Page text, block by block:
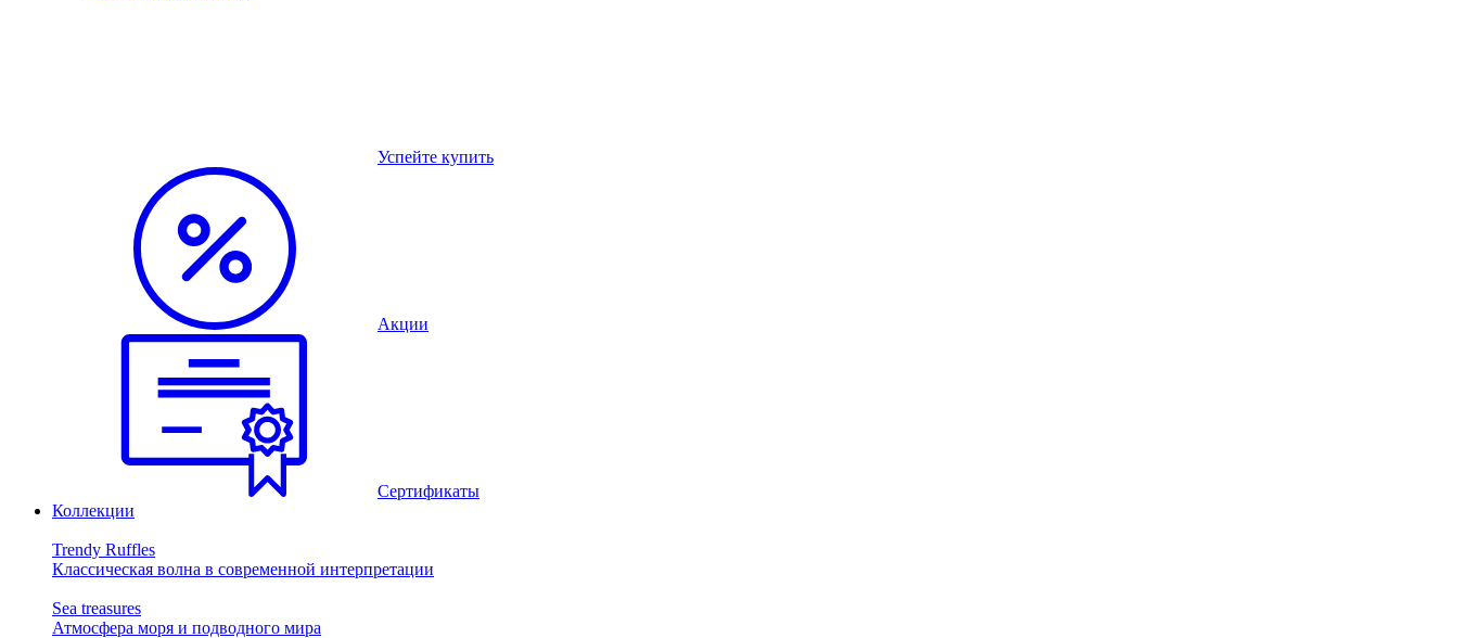
Успейте купить
Акции
Сертификаты
Коллекции
Trendy Ruffles
Классическая волна в современной интерпретации
Sea treasures
Атмосфера моря и подводного мира